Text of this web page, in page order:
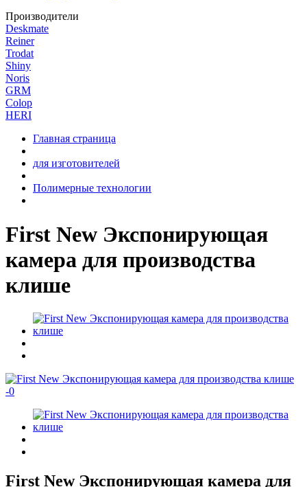
Производители
Deskmate
Reiner
Trodat
Shiny
Noris
GRM
Colop
HERI
Главная страница
для изготовителей
Полимерные технологии
First New Экспонирующая
камера для производства
клише
-0
First New Экспонирующая камера для